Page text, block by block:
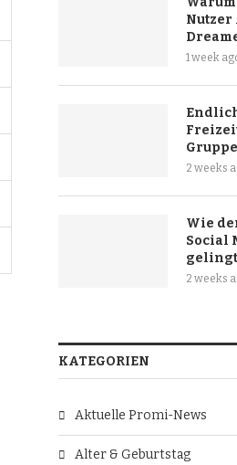
Nutzer
1 week
2 weeks
Wie
Social
gelingt
2 weeks
KATEGORIEN
Aktuelle Promi-News
Alter & Geburtstag